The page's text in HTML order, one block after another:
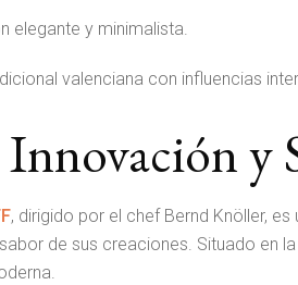
elegante y minimalista.
valenciana con influencias
y
, dirigido por el chef Bernd Knöller, es
de sus creaciones. Situado en la